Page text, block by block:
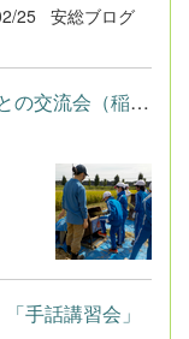
25 安総ブログ
生物資源系列水田班が東横野小学校との交流会（稲刈り・試食会・...
手話講習会」